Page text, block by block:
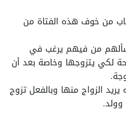
من خوف هذه الفتاة من
من فيهم يرغب في
لكي يتزوجها وخاصة بعد أن
الزواج منها وبالفعل تزوج